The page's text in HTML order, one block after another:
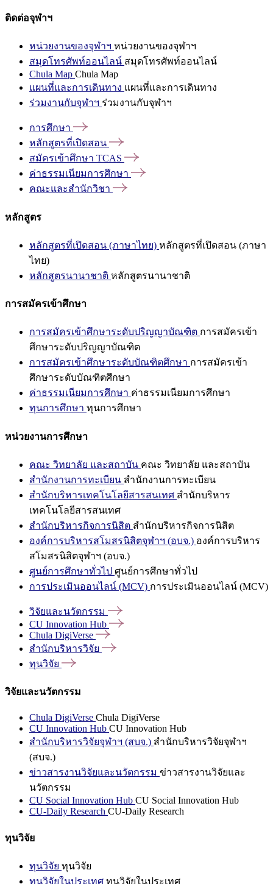
ติดต่อจุฬาฯ
หน่วยงานของจุฬาฯ หน่วยงานของจุฬาฯ
สมุดโทรศัพท์ออนไลน์ สมุดโทรศัพท์ออนไลน์
Chula Map Chula Map
แผนที่และการเดินทาง แผนที่และการเดินทาง
ร่วมงานกับจุฬาฯ ร่วมงานกับจุฬาฯ
การศึกษา
หลักสูตรที่เปิดสอน
สมัครเข้าศึกษา TCAS
ค่าธรรมเนียมการศึกษา
คณะและสำนักวิชา
หลักสูตร
หลักสูตรที่เปิดสอน (ภาษาไทย) หลักสูตรที่เปิดสอน (ภาษา
ไทย)
หลักสูตรนานาชาติ หลักสูตรนานาชาติ
การสมัครเข้าศึกษา
การสมัครเข้าศึกษาระดับปริญญาบัณฑิต การสมัครเข้า
ศึกษาระดับปริญญาบัณฑิต
การสมัครเข้าศึกษาระดับบัณฑิตศึกษา การสมัครเข้า
ศึกษาระดับบัณฑิตศึกษา
ค่าธรรมเนียมการศึกษา ค่าธรรมเนียมการศึกษา
ทุนการศึกษา ทุนการศึกษา
หน่วยงานการศึกษา
คณะ วิทยาลัย และสถาบัน คณะ วิทยาลัย และสถาบัน
สำนักงานการทะเบียน สำนักงานการทะเบียน
สำนักบริหารเทคโนโลยีสารสนเทศ สำนักบริหาร
เทคโนโลยีสารสนเทศ
สำนักบริหารกิจการนิสิต สำนักบริหารกิจการนิสิต
องค์การบริหารสโมสรนิสิตจุฬาฯ (อบจ.) องค์การบริหาร
สโมสรนิสิตจุฬาฯ (อบจ.)
ศูนย์การศึกษาทั่วไป ศูนย์การศึกษาทั่วไป
การประเมินออนไลน์ (MCV) การประเมินออนไลน์ (MCV)
วิจัยและนวัตกรรม
CU Innovation Hub
Chula DigiVerse
สำนักบริหารวิจัย
ทุนวิจัย
วิจัยและนวัตกรรม
Chula DigiVerse Chula DigiVerse
CU Innovation Hub CU Innovation Hub
สำนักบริหารวิจัยจุฬาฯ (สบจ.) สำนักบริหารวิจัยจุฬาฯ
(สบจ.)
ข่าวสารงานวิจัยและนวัตกรรม ข่าวสารงานวิจัยและ
นวัตกรรม
CU Social Innovation Hub CU Social Innovation Hub
CU-Daily Research CU-Daily Research
ทุนวิจัย
ทุนวิจัย ทุนวิจัย
ทุนวิจัยในประเทศ ทุนวิจัยในประเทศ